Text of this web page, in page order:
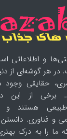
و اطلاعاتی
هر گوشه‌ای از
حقایقی وجود
برخی از این
هستند و
و فناوری. دانستن
را به درک